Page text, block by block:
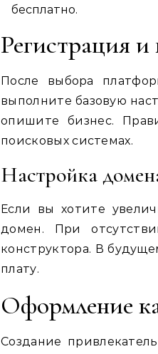
бесплатно.
Регистрация и
После выбора
выполните базовую
опишите бизнес.
поисковых системах.
Настройка
Если вы хотите
домен. При
конструктора. В
плату.
Оформление
Создание